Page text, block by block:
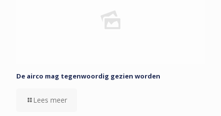
De airco mag tegenwoordig gezien worden
Lees meer